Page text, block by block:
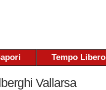
Tempo Libero
Vallarsa